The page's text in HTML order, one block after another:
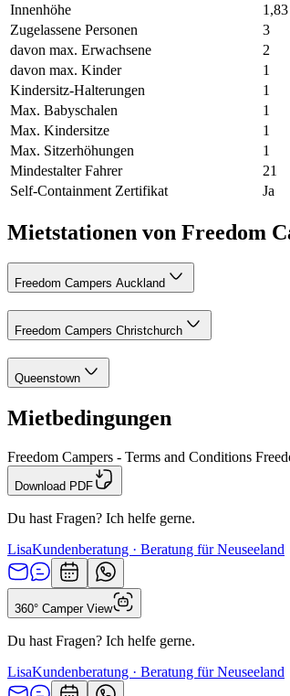
Innenhöhe
Zugelassene Personen
3
davon max. Erwachsene
2
davon max. Kinder
1
Kindersitz-Halterungen
1
Max. Babyschalen
1
Max. Kindersitze
1
Max. Sitzerhöhungen
1
Mindestalter Fahrer
21
Self-Containment Zertifikat
Ja
Mietstationen von Freedom
Freedom Campers Auckland
Freedom Campers Christchurch
Queenstown
Mietbedingungen
Freedom Campers - Terms and Conditions
Download PDF
Du hast Fragen? Ich helfe gerne.
LisaKundenberatung · Beratung für Neuseeland
360° Camper View
Du hast Fragen? Ich helfe gerne.
LisaKundenberatung · Beratung für Neuseeland